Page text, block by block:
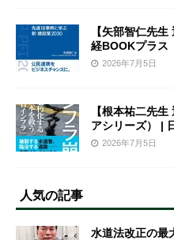
【矢部智仁先
経BOOKプラス
2026年7月5日
【根本祐二先
アシリーズ） |
2026年7月5日
人気の記事
水道法改正の最